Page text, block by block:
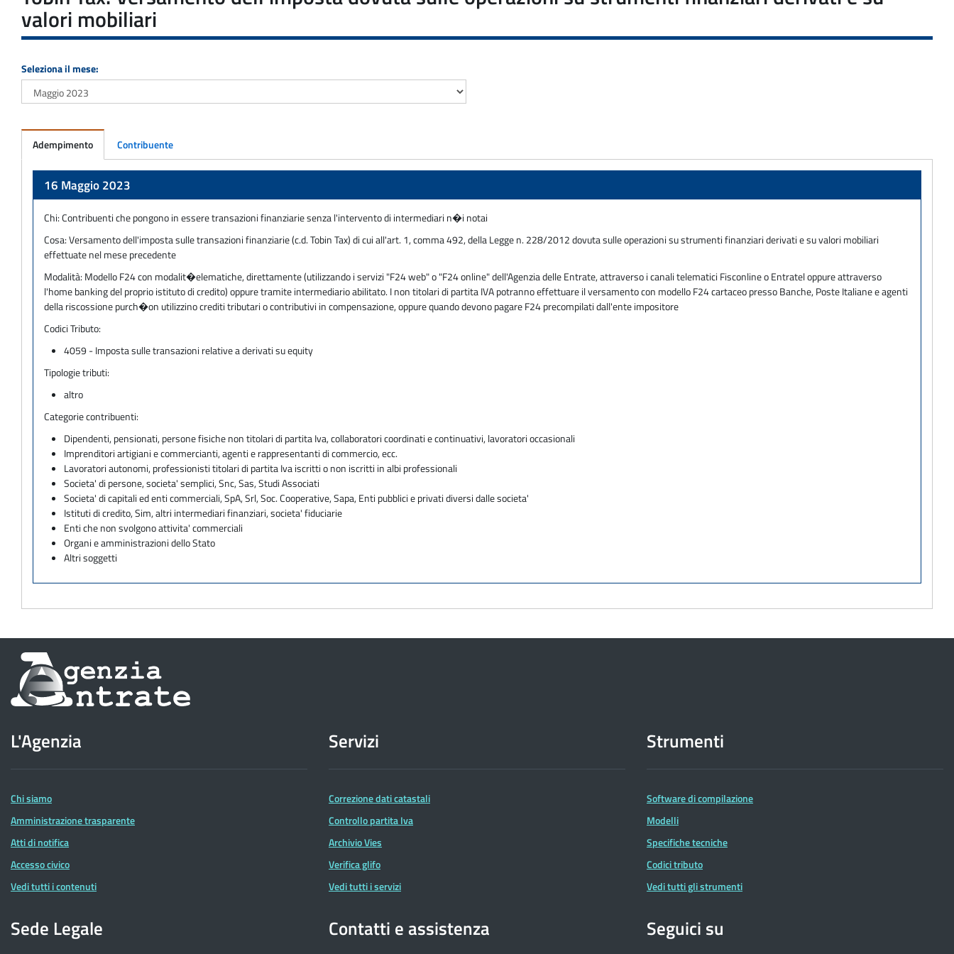
valori mobiliari
Seleziona il mese:
Adempimento Contribuente
16 Maggio 2023
Chi:Contribuenti che pongono in essere transazioni finanziarie senza l'intervento di intermediari n�i notai
Cosa:Versamento dell'imposta sulle transazioni finanziarie (c.d. Tobin Tax) di cui all'art. 1, comma 492, della Legge n. 228/2012 dovuta sulle operazioni su strumenti finanziari derivati e su valori mobiliari
effettuate nel mese precedente
Modalità: Modello F24 con modalit�elematiche, direttamente (utilizzando i servizi "F24 web" o "F24 online" dell'Agenzia delle Entrate, attraverso i canali telematici Fisconline o Entratel oppure attraverso
l'home banking del proprio istituto di credito) oppure tramite intermediario abilitato. I non titolari di partita IVA potranno effettuare il versamento con modello F24 cartaceo presso Banche, Poste Italiane e agenti
della riscossione purch�on utilizzino crediti tributari o contributivi in compensazione, oppure quando devono pagare F24 precompilati dall'ente impositore
Codici Tributo:
4059 - Imposta sulle transazioni relative a derivati su equity
Tipologie tributi:
altro
Categorie contribuenti:
Dipendenti, pensionati, persone fisiche non titolari di partita Iva, collaboratori coordinati e continuativi, lavoratori occasionali
Imprenditori artigiani e commercianti, agenti e rappresentanti di commercio, ecc.
Lavoratori autonomi, professionisti titolari di partita Iva iscritti o non iscritti in albi professionali
Societa' di persone, societa' semplici, Snc, Sas, Studi Associati
Societa' di capitali ed enti commerciali, SpA, Srl, Soc. Cooperative, Sapa, Enti pubblici e privati diversi dalle societa'
Istituti di credito, Sim, altri intermediari finanziari, societa' fiduciarie
Enti che non svolgono attivita' commerciali
Organi e amministrazioni dello Stato
Altri soggetti
Informazioni
sul
dell'Agenzia
delle
Entrate
L'Agenzia
Chi siamo
Amministrazione trasparente
Atti di notifica
Accesso civico
Vedi tutti i contenuti
Servizi
Correzione dati catastali
Controllo partita Iva
Archivio Vies
Verifica glifo
Vedi tutti i servizi
Strumenti
Software di compilazione
Modelli
Specifiche tecniche
Codici tributo
Vedi tutti gli strumenti
Sede Legale Contatti e assistenza Seguici su